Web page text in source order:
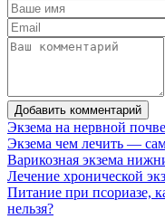
Добавить комментарий
Экзема на нервной
Экзема чем лечить —
Варикозная экзема
Лечение хронической
Питание при псориазе,
нельзя?